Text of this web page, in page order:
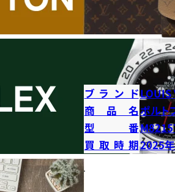
ブランドLOUIS
商品名ポルト
型番
買取時期2025